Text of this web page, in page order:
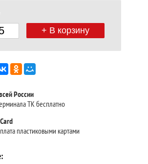
+ В корзину
России
ТК бесплатно
пластиковыми картами